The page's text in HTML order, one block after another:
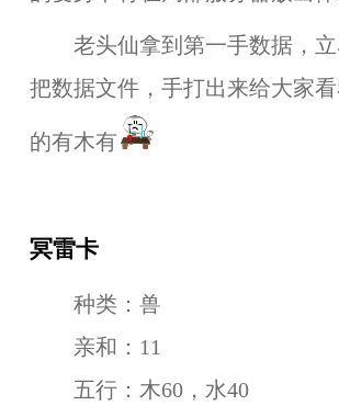
老头仙拿到第一手数据，立
把数据文件，手打出来给大家
的有木有
冥雷卡
种类：兽
亲和：11
五行：木60，水40